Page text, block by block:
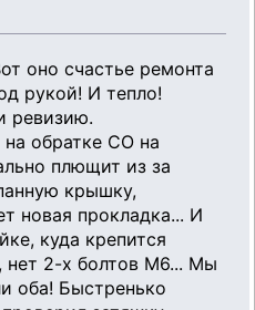
оно счастье ремонта
рукой! И тепло!
ревизию.
обратке СО на
плющит из за
крышку,
новая прокладка... И
куда крепится
нет 2-х болтов М6... Мы
оба! Быстренько